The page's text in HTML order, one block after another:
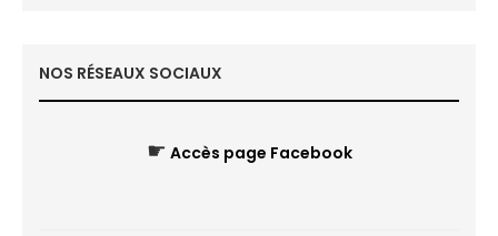
NOS RÉSEAUX SOCIAUX
☛ Accès page Facebook